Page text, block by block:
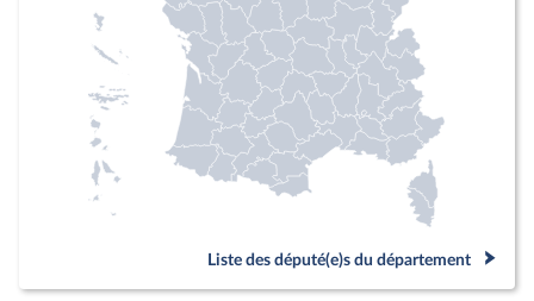
Liste des député(e)s du département